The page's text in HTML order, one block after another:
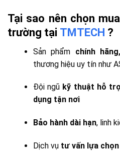
Tại sao nên chọn
trường tại TMTECH ?
Sản phẩm chính
thương hiệu uy tín như
Đội ngũ kỹ thuật hỗ
dụng tận nơi
Bảo hành dài hạn, linh
Dịch vụ tư vấn lựa